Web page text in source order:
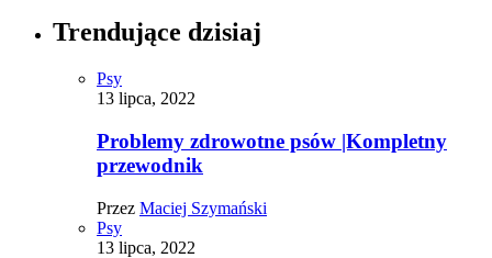
Trendujące dzisiaj
Psy
13 lipca, 2022
Problemy zdrowotne psów |Kompletny
przewodnik
Przez Maciej Szymański
Psy
13 lipca, 2022